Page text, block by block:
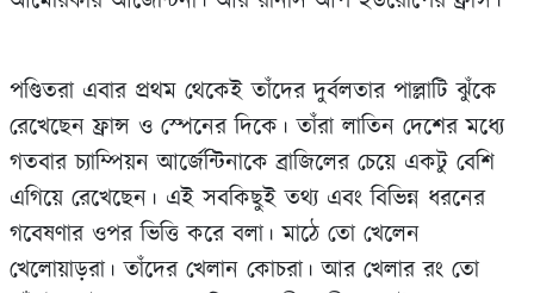
পণ্ডিতরা এবার প্রথম থেকেই তাঁদের দুর্বলতার পাল্লাটি ঝুঁকে
রেখেছেন ফ্রান্স ও স্পেনের দিকে। তাঁরা লাতিন দেশের মধ্যে
গতবার চ্যাম্পিয়ন আর্জেন্টিনাকে ব্রাজিলের চেয়ে একটু বেশি
এগিয়ে রেখেছেন। এই সবকিছুই তথ্য এবং বিভিন্ন ধরনের
গবেষণার ওপর ভিত্তি করে বলা। মাঠে তো খেলেন
খেলোয়াড়রা। তাঁদের খেলান কোচরা। আর খেলার রং তো